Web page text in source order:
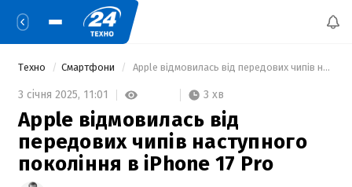
Техно Смартфони Apple відмовилась від передових чипів наступного покоління в iPhone 17 Pro
3 січня 2025, 11:01 3 хв
Apple відмовилась від
передових чипів наступного
покоління в iPhone 17 Pro